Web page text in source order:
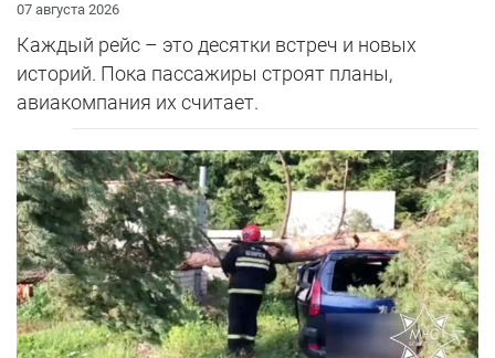
07 августа 2026
Каждый рейс – это десятки встреч и новых
историй. Пока пассажиры строят планы,
авиакомпания их считает.